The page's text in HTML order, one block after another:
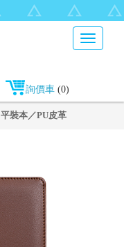
Toggle
詢價車 (0)
平裝本／PU皮革